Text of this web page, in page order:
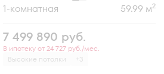
1-комнатная 59.99 м2
7 499 890 руб.
В ипотеку от 24 727 руб./мес.
Высокие потолки
+3